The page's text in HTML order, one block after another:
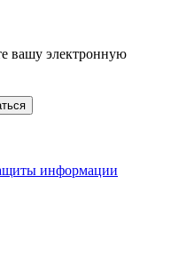
вашу электронную
информации